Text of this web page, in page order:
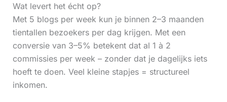
Wat levert het écht op?
Met 5 blogs per week kun je binnen 2–3 maanden
tientallen bezoekers per dag krijgen. Met een
conversie van 3–5% betekent dat al 1 à 2
commissies per week – zonder dat je dagelijks iets
hoeft te doen. Veel kleine stapjes = structureel
inkomen.